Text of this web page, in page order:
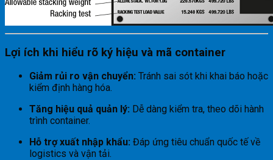
Lợi ích khi hiểu rõ ký hiệu và mã container
Giảm rủi ro vận chuyển: Tránh sai sót khi khai báo hoặc
kiểm định hàng hóa.
Tăng hiệu quả quản lý: Dễ dàng kiểm tra, theo dõi hành
trình container.
Hỗ trợ xuất nhập khẩu: Đáp ứng tiêu chuẩn quốc tế về
logistics và vận tải.